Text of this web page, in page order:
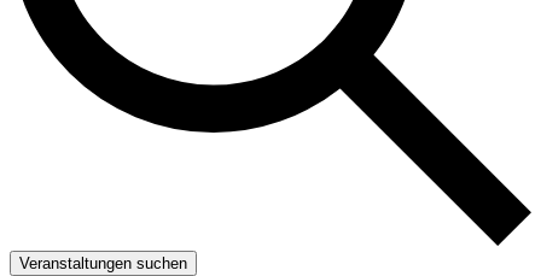
Veranstaltungen suchen